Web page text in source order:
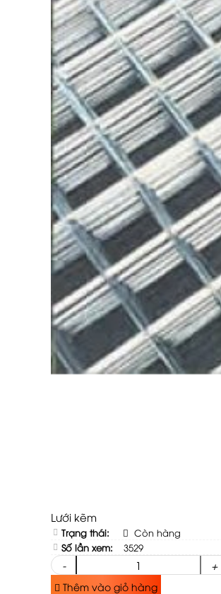
Lưới kẽm
Trạng thái:
Còn hàng
Số lần xem:
3529
- +
Thêm vào giỏ hàng